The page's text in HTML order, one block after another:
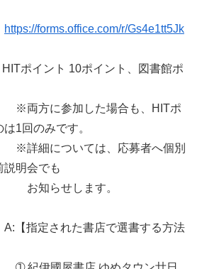
https://forms.office.com/r/Gs4e1tt5Jk
イント 10ポイント、図書館ポ
した場合も、HITポ
1回のみです。
ては、応募者へ個別
説明会でも
ます。
書店で選書する方法